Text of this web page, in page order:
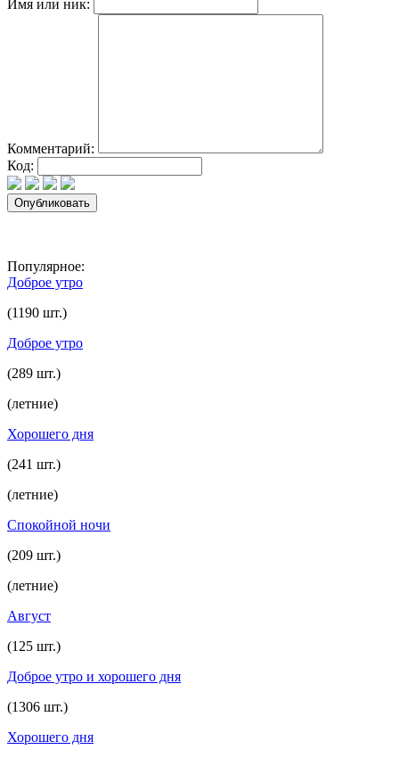
Имя или ник:
Комментарий:
Код:
Популярное:
Доброе утро
(1190 шт.)
Доброе утро
(289 шт.)
(летние)
Хорошего дня
(241 шт.)
(летние)
Спокойной ночи
(209 шт.)
(летние)
Август
(125 шт.)
Доброе утро и хорошего дня
(1306 шт.)
Хорошего дня